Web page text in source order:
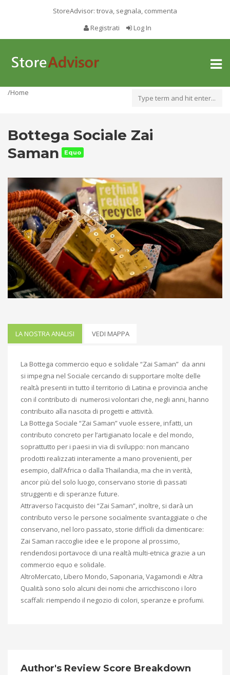
StoreAdvisor: trova, segnala, commenta
Registrati
Log In
Toggle
/Home
Bottega Sociale Zai
Saman
Equo
LA NOSTRA ANALISI VEDI MAPPA
La Bottega commercio equo e solidale “Zai Saman” da anni
si impegna nel Sociale cercando di supportare molte delle
realtà presenti in tutto il territorio di Latina e provincia anche
con il contributo di numerosi volontari che, negli anni, hanno
contribuito alla nascita di progetti e attività.
La Bottega Sociale “Zai Saman” vuole essere, infatti, un
contributo concreto per l’artigianato locale e del mondo,
soprattutto per i paesi in via di sviluppo: non mancano
prodotti realizzati interamente a mano provenienti, per
esempio, dall’Africa o dalla Thailandia, ma che in verità,
ancor più del solo luogo, conservano storie di passati
struggenti e di speranze future.
Attraverso l’acquisto dei “Zai Saman”, inoltre, si darà un
contributo verso le persone socialmente svantaggiate o che
conservano, nel loro passato, storie difficili da dimenticare:
Zai Saman raccoglie idee e le propone al prossimo,
rendendosi portavoce di una realtà multi-etnica grazie a un
commercio equo e solidale.
AltroMercato, Libero Mondo, Saponaria, Vagamondi e Altra
Qualità sono solo alcuni dei nomi che arricchiscono i loro
scaffali: riempendo il negozio di colori, speranze e profumi.
Author's Review Score Breakdown